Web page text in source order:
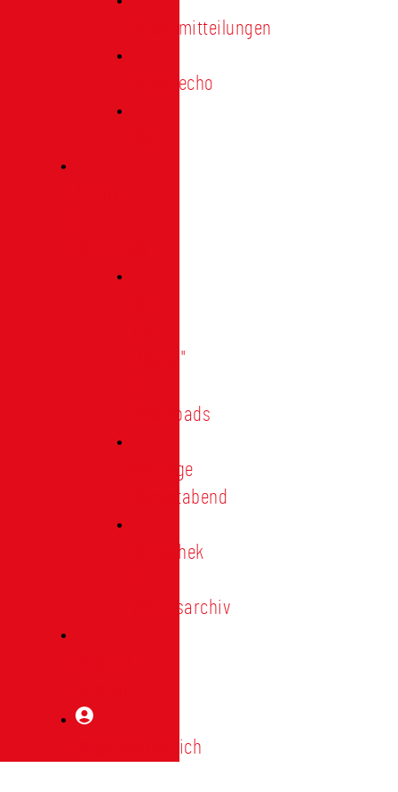
Pressemitteilungen
Presseecho
"digital"
Downloads
Vorträge
Heimatabend
Bibliothek
Vereinsarchiv
Mitgliederbereich